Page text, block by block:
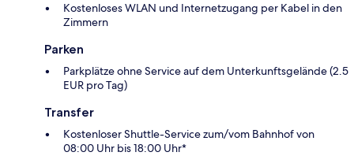
Kostenloses WLAN und Internetzugang per Kabel in den
Zimmern
Parken
Parkplätze ohne Service auf dem Unterkunftsgelände (2.5
EUR pro Tag)
Transfer
Kostenloser Shuttle-Service zum/vom Bahnhof von
08:00 Uhr bis 18:00 Uhr*